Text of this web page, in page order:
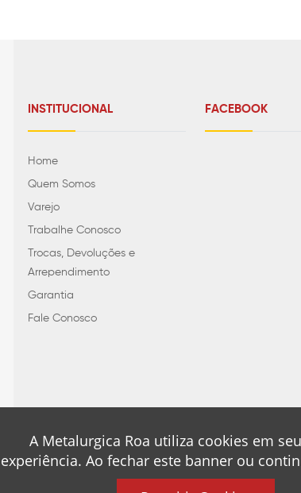
INSTITUCIONAL
Home
Quem Somos
Varejo
Trabalhe Conosco
Trocas, Devoluções e
Arrependimento
Garantia
Fale Conosco
FACEBOOK
A Metalurgica Roa utiliza cookies em
Ao fechar este banner ou